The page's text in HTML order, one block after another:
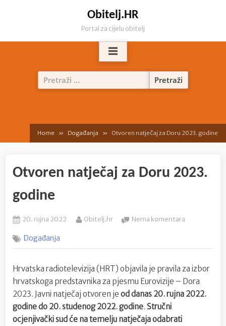
Obitelj.HR
Portal za cijelu obitelj
Pretraži:
Home Događanja Otvoren natječaj za Doru 2023. godine
Otvoren natječaj za Doru 2023.
godine
Posted
20. rujna 2022 By
Obitelj.hr Nema komentara
za
2023.
godine
Događanja
Hrvatska radiotelevizija (HRT) objavila je pravila za izbor
hrvatskoga predstavnika za pjesmu Eurovizije – Dora
2023. Javni natječaj otvoren je od danas 20. rujna 2022.
godine do 20. studenog 2022. godine. Stručni
ocjenjivački sud će na temelju natječaja odabrati